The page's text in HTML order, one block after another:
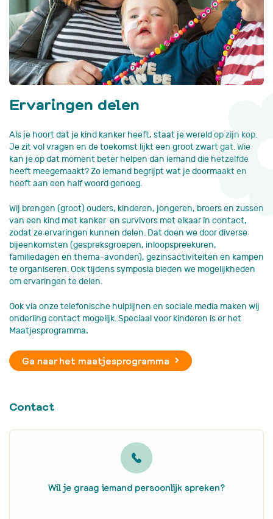
Ervaringen delen
Als je hoort dat je kind kanker heeft, staat je wereld op zijn kop.
Je zit vol vragen en de toekomst lijkt een groot zwart gat. Wie
kan je op dat moment beter helpen dan iemand die hetzelfde
heeft meegemaakt? Zo iemand begrijpt wat je doormaakt en
heeft aan een half woord genoeg.
Wij brengen (groot) ouders, kinderen, jongeren, broers en zussen
van een kind met kanker en survivors met elkaar in contact,
zodat ze ervaringen kunnen delen. Dat doen we door diverse
bijeenkomsten (gespreksgroepen, inloopspreekuren,
familiedagen en thema-avonden), gezinsactiviteiten en kampen
te organiseren. Ook tijdens symposia bieden we mogelijkheden
om ervaringen te delen.
Ook via onze telefonische hulplijnen en sociale media maken wij
onderling contact mogelijk. Speciaal voor kinderen is er het
Maatjesprogramma.
Ga naar het maatjesprogramma
Contact
Wil je graag iemand persoonlijk spreken?